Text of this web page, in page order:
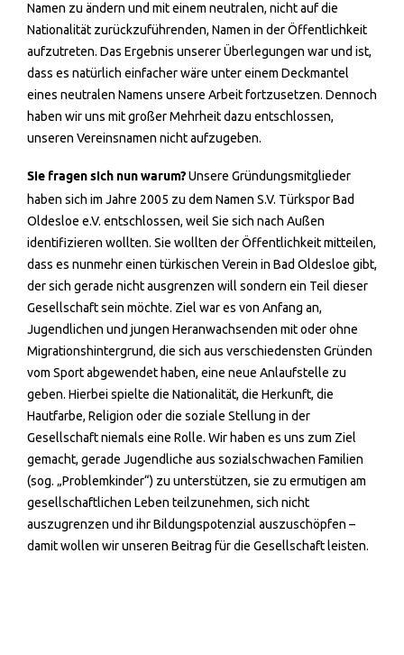
Namen zu ändern und mit einem neutralen, nicht auf die
Nationalität zurückzuführenden, Namen in der Öffentlichkeit
aufzutreten. Das Ergebnis unserer Überlegungen war und ist,
dass es natürlich einfacher wäre unter einem Deckmantel
eines neutralen Namens unsere Arbeit fortzusetzen. Dennoch
haben wir uns mit großer Mehrheit dazu entschlossen,
unseren Vereinsnamen nicht aufzugeben.
Sie fragen sich nun warum?Unsere Gründungsmitglieder
haben sich im Jahre 2005 zu dem Namen S.V. Türkspor Bad
Oldesloe e.V. entschlossen, weil Sie sich nach Außen
identifizieren wollten. Sie wollten der Öffentlichkeit mitteilen,
dass es nunmehr einen türkischen Verein in Bad Oldesloe gibt,
der sich gerade nicht ausgrenzen will sondern ein Teil dieser
Gesellschaft sein möchte. Ziel war es von Anfang an,
Jugendlichen und jungen Heranwachsenden mit oder ohne
Migrationshintergrund, die sich aus verschiedensten Gründen
vom Sport abgewendet haben, eine neue Anlaufstelle zu
geben. Hierbei spielte die Nationalität, die Herkunft, die
Hautfarbe, Religion oder die soziale Stellung in der
Gesellschaft niemals eine Rolle. Wir haben es uns zum Ziel
gemacht, gerade Jugendliche aus sozialschwachen Familien
(sog. „Problemkinder“) zu unterstützen, sie zu ermutigen am
gesellschaftlichen Leben teilzunehmen, sich nicht
auszugrenzen und ihr Bildungspotenzial auszuschöpfen –
damit wollen wir unseren Beitrag für die Gesellschaft leisten.